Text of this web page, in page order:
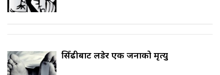
सिँढीबाट लडेर एक जनाको मृत्यु